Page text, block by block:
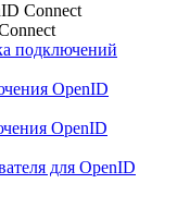
Connect
подключений
OpenID
OpenID
для OpenID